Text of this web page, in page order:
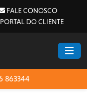
FALE CONOSCO
PORTAL DO CLIENTE
863344